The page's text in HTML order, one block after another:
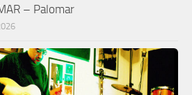
– Palomar